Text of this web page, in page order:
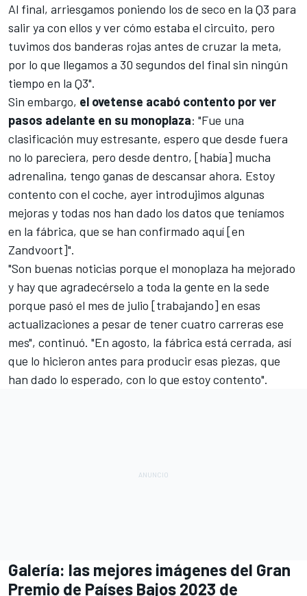
Al final, arriesgamos poniendo los de seco en la Q3 para
salir ya con ellos y ver cómo estaba el circuito, pero
tuvimos dos banderas rojas antes de cruzar la meta,
por lo que llegamos a 30 segundos del final sin ningún
tiempo en la Q3".
Sin embargo, el ovetense acabó contento por ver
pasos adelante en su monoplaza: "Fue una
clasificación muy estresante, espero que desde fuera
no lo pareciera, pero desde dentro, [había] mucha
adrenalina, tengo ganas de descansar ahora. Estoy
contento con el coche, ayer introdujimos algunas
mejoras y todas nos han dado los datos que teníamos
en la fábrica, que se han confirmado aquí [en
Zandvoort]".
"Son buenas noticias porque el monoplaza ha mejorado
y hay que agradecérselo a toda la gente en la sede
porque pasó el mes de julio [trabajando] en esas
actualizaciones a pesar de tener cuatro carreras ese
mes", continuó. "En agosto, la fábrica está cerrada, así
que lo hicieron antes para producir esas piezas, que
han dado lo esperado, con lo que estoy contento".
Galería: las mejores imágenes del Gran
Premio de Países Bajos 2023 de